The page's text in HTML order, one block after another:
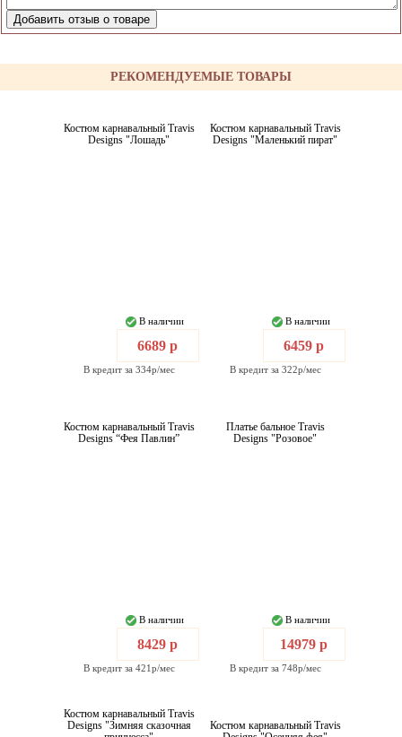
РЕКОМЕНДУЕМЫЕ ТОВАРЫ
Костюм карнавальный Travis
Designs "Лошадь"
В наличии
6689 р
В кредит за 334р/мес
Костюм карнавальный Travis
Designs "Маленький пират"
В наличии
6459 р
В кредит за 322р/мес
Костюм карнавальный Travis
Designs “Фея Павлин”
В наличии
8429 р
В кредит за 421р/мес
Платье бальное Travis
Designs "Розовое"
В наличии
14979 р
В кредит за 748р/мес
Костюм карнавальный Travis
Designs "Зимняя сказочная
Костюм карнавальный Travis